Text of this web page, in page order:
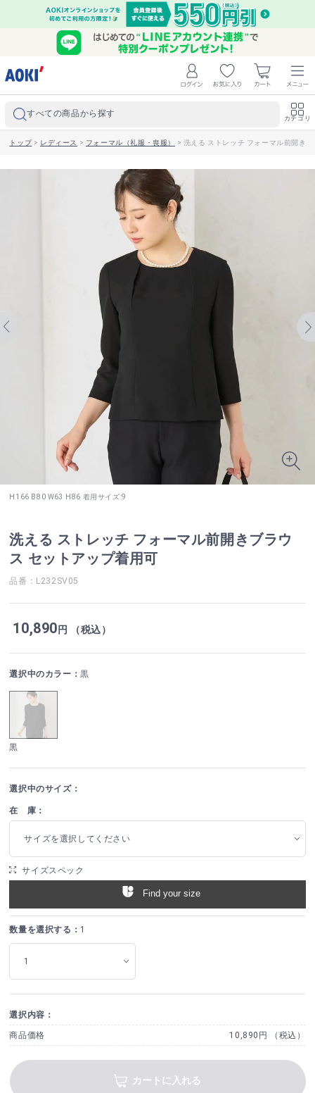
すべての商品から探す カテゴリ
トップ> レディース > フォーマル（礼服・喪服） > 洗える ストレッチ フォーマル前開き
H166 B80 W63 H86 着用サイズ:9
洗える ストレッチ フォーマル前開きブラウ
ス セットアップ着用可
品番：L232SV05
10,890円 （税込）
選択中のカラー：黒
黒
選択中のサイズ：
在 庫：
サイズを選択してください
サイズスペック
Find your size
数量を選択する： 1
選択内容：
商品価格 10,890円 （税込）
カートに入れる